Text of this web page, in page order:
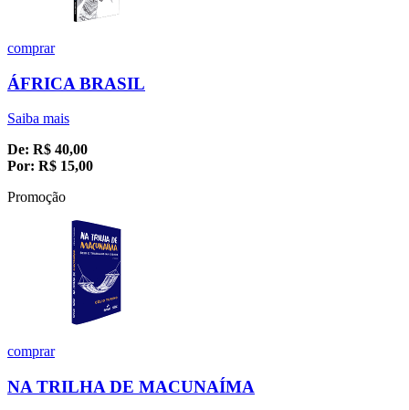
comprar
ÁFRICA BRASIL
Saiba mais
De: R$ 40,00
Por: R$ 15,00
Promoção
comprar
NA TRILHA DE MACUNAÍMA